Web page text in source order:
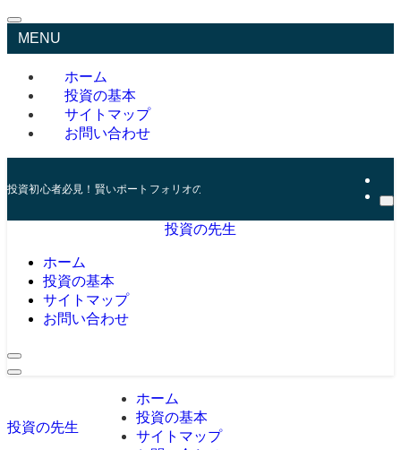
MENU
ホーム
投資の基本
サイトマップ
お問い合わせ
投資初心者必見！賢いポートフォリオの組み方とリスク管理の秘訣
投資の先生
ホーム
投資の基本
サイトマップ
お問い合わせ
投資の先生
ホーム
投資の基本
サイトマップ